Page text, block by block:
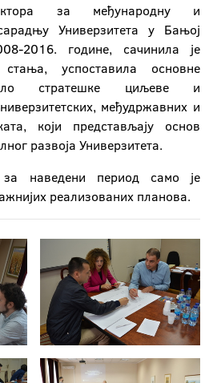
за међународну и
Универзитета у Бањој
2016. године, сачинила је
стања, успоставила основне
стратешке циљеве и
међудржавних и
који представљају основ
развоја Универзитета.
за наведени период само је
реализованих планова.